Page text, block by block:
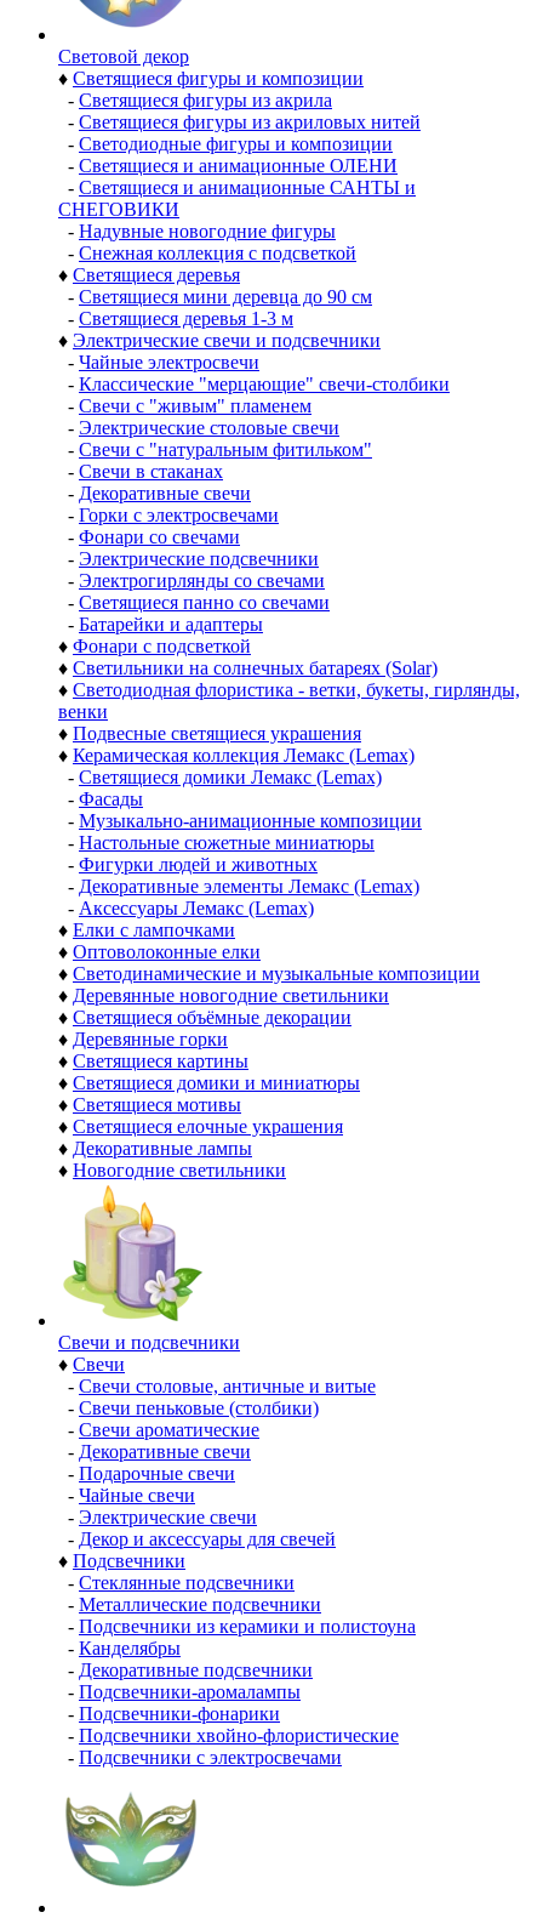
Световой декор
♦ Светящиеся фигуры и композиции
- Светящиеся фигуры из акрила
- Светящиеся фигуры из акриловых нитей
- Светодиодные фигуры и композиции
- Светящиеся и анимационные ОЛЕНИ
- Светящиеся и анимационные САНТЫ и
СНЕГОВИКИ
- Надувные новогодние фигуры
- Снежная коллекция с подсветкой
♦ Светящиеся деревья
- Светящиеся мини деревца до 90 см
- Светящиеся деревья 1-3 м
♦ Электрические свечи и подсвечники
- Чайные электросвечи
- Классические "мерцающие" свечи-столбики
- Свечи с "живым" пламенем
- Электрические столовые свечи
- Свечи с "натуральным фитильком"
- Свечи в стаканах
- Декоративные свечи
- Горки с электросвечами
- Фонари со свечами
- Электрические подсвечники
- Электрогирлянды со свечами
- Светящиеся панно со свечами
- Батарейки и адаптеры
♦ Фонари с подсветкой
♦ Светильники на солнечных батареях (Solar)
♦ Светодиодная флористика - ветки, букеты, гирлянды,
венки
♦ Подвесные светящиеся украшения
♦ Керамическая коллекция Лемакс (Lemax)
- Светящиеся домики Лемакс (Lemax)
- Фасады
- Музыкально-анимационные композиции
- Настольные сюжетные миниатюры
- Фигурки людей и животных
- Декоративные элементы Лемакс (Lemax)
- Аксессуары Лемакс (Lemax)
♦ Елки с лампочками
♦ Оптоволоконные елки
♦ Светодинамические и музыкальные композиции
♦ Деревянные новогодние светильники
♦ Светящиеся объёмные декорации
♦ Деревянные горки
♦ Светящиеся картины
♦ Светящиеся домики и миниатюры
♦ Светящиеся мотивы
♦ Светящиеся елочные украшения
♦ Декоративные лампы
♦ Новогодние светильники
Свечи и подсвечники
♦ Свечи
- Свечи столовые, античные и витые
- Свечи пеньковые (столбики)
- Свечи ароматические
- Декоративные свечи
- Подарочные свечи
- Чайные свечи
- Электрические свечи
- Декор и аксессуары для свечей
♦ Подсвечники
- Стеклянные подсвечники
- Металлические подсвечники
- Подсвечники из керамики и полистоуна
- Канделябры
- Декоративные подсвечники
- Подсвечники-аромалампы
- Подсвечники-фонарики
- Подсвечники хвойно-флористические
- Подсвечники с электросвечами